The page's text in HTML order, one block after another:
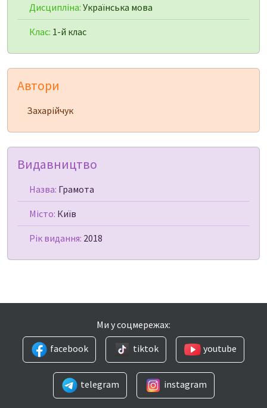
Дисципліна: Українська мова
Клас: 1-й клас
Автори
Захарійчук
Видавництво
Назва: Грамота
Місто: Київ
Рік видання: 2018
Ми у соцмережах:
facebook
tiktok youtube
telegram instagram